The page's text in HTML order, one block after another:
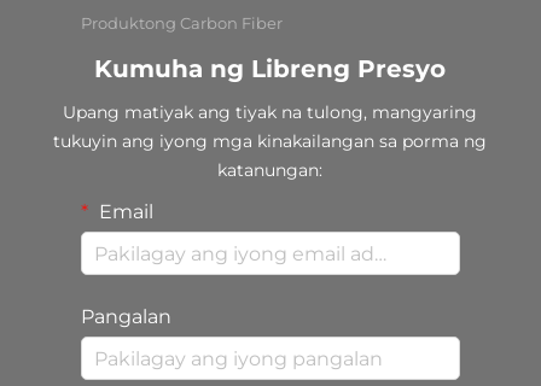
Produktong Carbon Fiber
Kumuha ng Libreng Presyo
Upang matiyak ang tiyak na tulong, mangyaring
tukuyin ang iyong mga kinakailangan sa porma ng
katanungan:
Email
Pangalan